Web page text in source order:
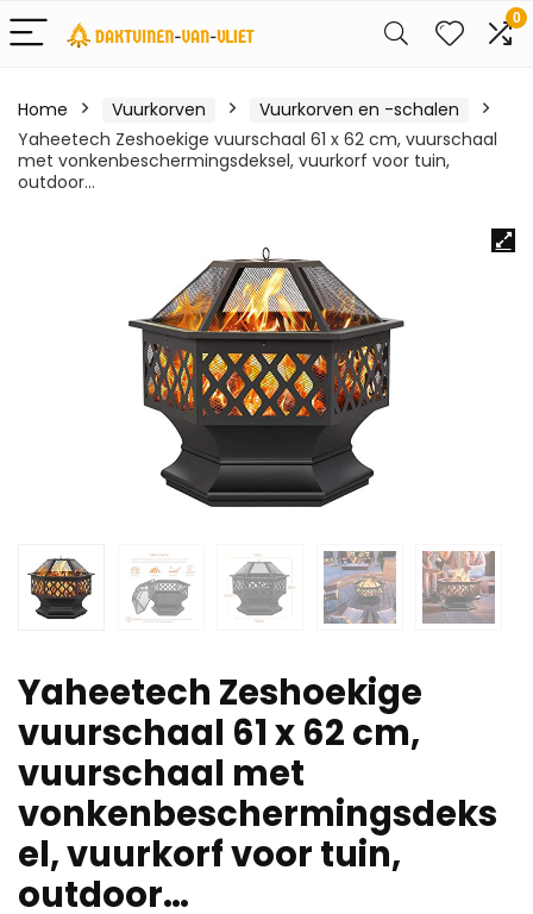
0
Home Vuurkorven
Vuurkorven en -schalen
Yaheetech Zeshoekige vuurschaal 61 x 62 cm, vuurschaal
met vonkenbeschermingsdeksel, vuurkorf voor tuin,
outdoor…
Yaheetech Zeshoekige
vuurschaal 61 x 62 cm,
vuurschaal met
vonkenbeschermingsdeks
el, vuurkorf voor tuin,
outdoor…